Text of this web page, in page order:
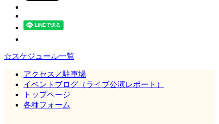
☆スケジュール一覧
アクセス／駐車場
イベントブログ（ライブ公演レポート）
トップページ
各種フォーム